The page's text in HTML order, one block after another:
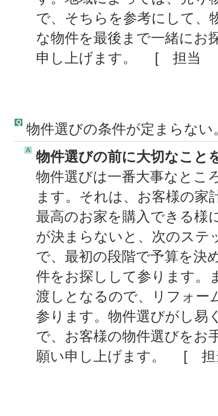
で、そちらを参考にして、
な物件を最後まで一緒にお
申し上げます。 [ 担
Q 物件選びの条件が定まらな
A
物件選びの前に大切なこと
物件選びは一番大事なとこ
ます。それは、お客様の家
最高のお家を購入できる様
が決まらないと、次のステ
で、最初の段階で予算を決
件をお探しして参ります。
渡しとなるので、リフォー
参ります。物件選びがし易
で、お客様の物件選びをお
願い申し上げます。 [